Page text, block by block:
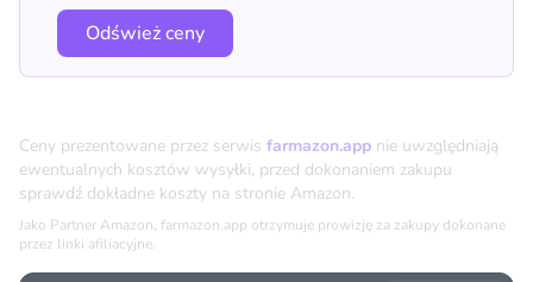
Odśwież ceny
Ceny prezentowane przez serwis farmazon.app nie uwzględniają
ewentualnych kosztów wysyłki, przed dokonaniem zakupu
sprawdź dokładne koszty na stronie Amazon.
Jako Partner Amazon, farmazon.app otrzymuje prowizję za zakupy dokonane
przez linki afiliacyjne.